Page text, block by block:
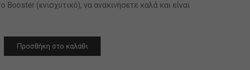
(ενισχυτικό), να ανακινήσετε καλά και είναι
Προσθήκη στο καλάθι